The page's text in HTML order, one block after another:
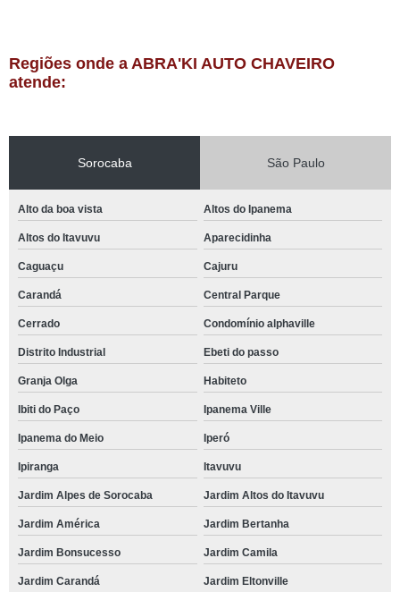
Regiões onde a ABRA'KI AUTO CHAVEIRO
atende:
Sorocaba São Paulo
Alto da boa vista Altos do Ipanema
Altos do Itavuvu Aparecidinha
Caguaçu Cajuru
Carandá Central Parque
Cerrado Condomínio alphaville
Distrito Industrial Ebeti do passo
Granja Olga Habiteto
Ibiti do Paço Ipanema Ville
Ipanema do Meio Iperó
Ipiranga Itavuvu
Jardim Alpes de Sorocaba Jardim Altos do Itavuvu
Jardim América Jardim Bertanha
Jardim Bonsucesso Jardim Camila
Jardim Carandá Jardim Eltonville